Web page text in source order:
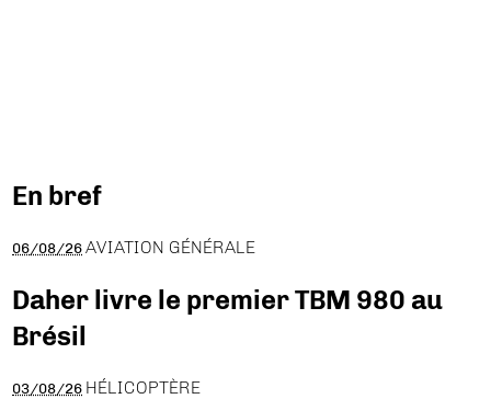
En bref
06/08/26 AVIATION GÉNÉRALE
Daher livre le premier TBM 980 au
Brésil
03/08/26 HÉLICOPTÈRE